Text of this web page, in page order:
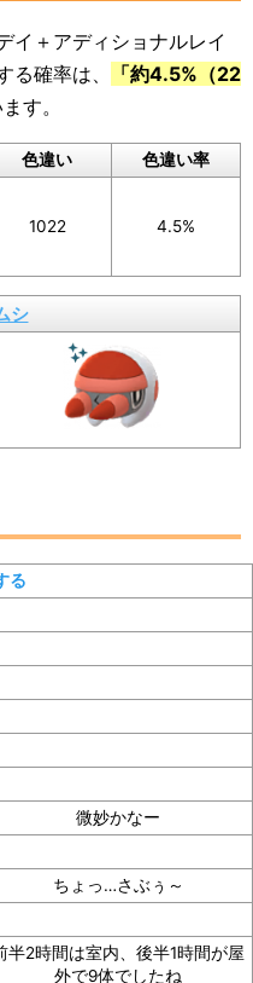
えてください。
「フリーコメント」
るので、X（旧Twitte
ひご活用ください。
見つけた数」をスク
と便利
アゴジムシの図鑑ペー
た数」の部分のスクシ
くと便利です。
。
イ＋アディショナルレイ
る確率は、
「約4.5%（22
す。
色違い 色違い率
1022 4.5%
シ
る
微妙かなー
ちょっ…さぶぅ～
半2時間は室内、後半1時間が屋
外で9体でしたね